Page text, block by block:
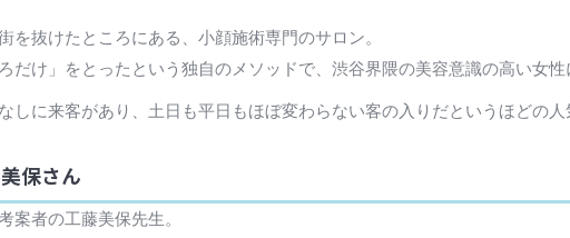
抜けたところにある、小顔施術専門のサロン。
だけ」をとったという独自のメソッドで、渋谷界隈の美容意識の高い女性
しに来客があり、土日も平日もほぼ変わらない客の入りだというほどの人
保さん
案者の工藤美保先生。